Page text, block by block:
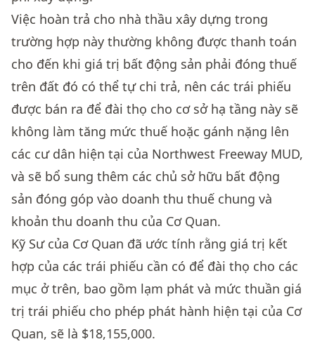
Việc hoàn trả cho nhà thầu xây dựng trong
trường hợp này thường không được thanh toán
cho đến khi giá trị bất động sản phải đóng thuế
trên đất đó có thể tự chi trả, nên các trái phiếu
được bán ra để đài thọ cho cơ sở hạ tầng này sẽ
không làm tăng mức thuế hoặc gánh nặng lên
các cư dân hiện tại của Northwest Freeway MUD,
và sẽ bổ sung thêm các chủ sở hữu bất động
sản đóng góp vào doanh thu thuế chung và
khoản thu doanh thu của Cơ Quan.
Kỹ Sư của Cơ Quan đã ước tính rằng giá trị kết
hợp của các trái phiếu cần có để đài thọ cho các
mục ở trên, bao gồm lạm phát và mức thuần giá
trị trái phiếu cho phép phát hành hiện tại của Cơ
Quan, sẽ là $18,155,000.